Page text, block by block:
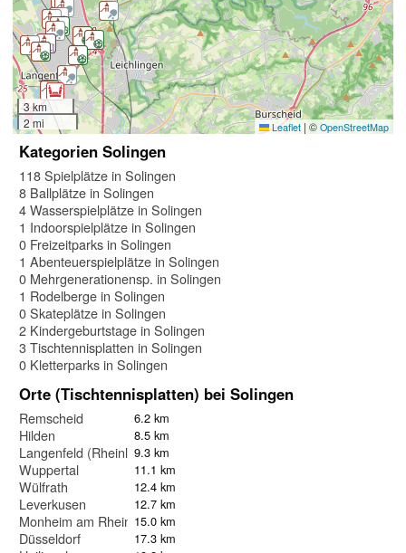
3 km
2 mi
Leaflet | © OpenStreetMap
Kategorien Solingen
118 Spielplätze in Solingen
8 Ballplätze in Solingen
4 Wasserspielplätze in Solingen
1 Indoorspielplätze in Solingen
0 Freizeitparks in Solingen
1 Abenteuerspielplätze in Solingen
0 Mehrgenerationensp. in Solingen
1 Rodelberge in Solingen
0 Skateplätze in Solingen
2 Kindergeburtstage in Solingen
3 Tischtennisplatten in Solingen
0 Kletterparks in Solingen
Orte (Tischtennisplatten) bei Solingen
Remscheid 6.2 km
Hilden 8.5 km
Langenfeld (Rheinland)9.3 km
Wuppertal 11.1 km
Wülfrath 12.4 km
Leverkusen 12.7 km
Monheim am Rhein 15.0 km
Düsseldorf 17.3 km